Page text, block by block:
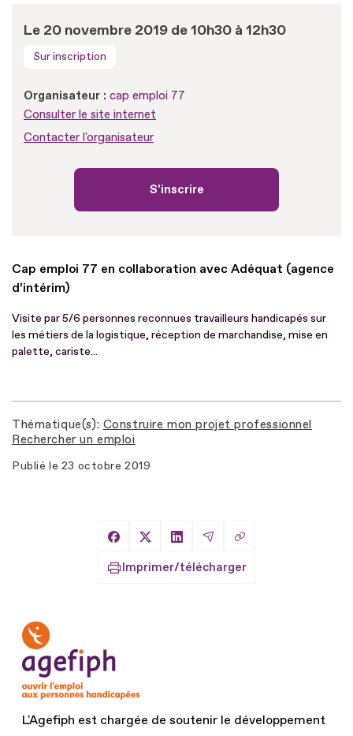
Le 20 novembre 2019 de 10h30 à 12h30
Sur inscription
Organisateur : cap emploi 77
Consulter le site internet
Contacter l'organisateur
S'inscrire
Cap emploi 77 en collaboration avec Adéquat (agence
d’intérim)
Visite par 5/6 personnes reconnues travailleurs handicapés sur
les métiers de la logistique, réception de marchandise, mise en
palette, cariste...
Thématique(s) Construire mon projet professionnel
Rechercher un emploi
Publié le 23 octobre 2019
Partager sur Facebook
Partager sur X
Partager sur LinkedIn
Partager par Email
Copier le lien
Imprimer/télécharger
L'Agefiph est chargée de soutenir le développement